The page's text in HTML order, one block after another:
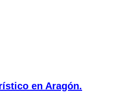
en Aragón.